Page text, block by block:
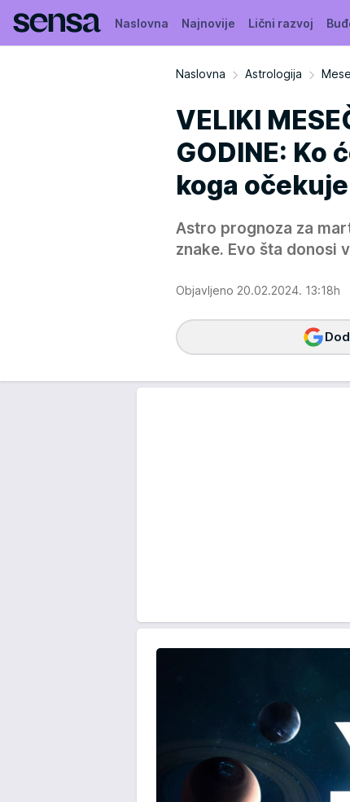
Naslovna Najnovije Lični razvoj
Naslovna Astrologija
VELIKI
GODINE:
koga
Astro prognoza za
znake. Evo šta donosi
Objavljeno 20.02.2024. 13:18h